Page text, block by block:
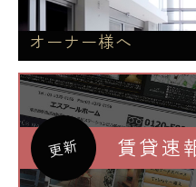
オーナー様へ
更新 賃貸速